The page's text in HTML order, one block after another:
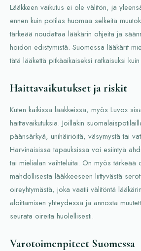
Lääkkeen vaikutus ei ole välitön, ja
ennen kuin potilas huomaa selkeitä
tärkeää noudattaa lääkärin ohjeita ja
hoidon edistymistä. Suomessa lääkärit
tätä lääkettä pitkäaikaiseksi ratkaisuksi
Haittavaikutukset ja riskit
Kuten kaikissa lääkkeissä, myös Luvox
haittavaikutuksia. Joillakin
päänsärkyä, unihäiriöitä, väsymystä tai
Harvinaisissa tapauksissa voi esiintyä
tai mielialan vaihteluita. On myös tärkeää
mahdollisesta lääkkeeseen liittyvästä
oireyhtymästä, joka vaatii välitöntä
aloittamisen yhteydessä ja annosta
seurata oireita huolellisesti.
Varotoimenpiteet Suomessa